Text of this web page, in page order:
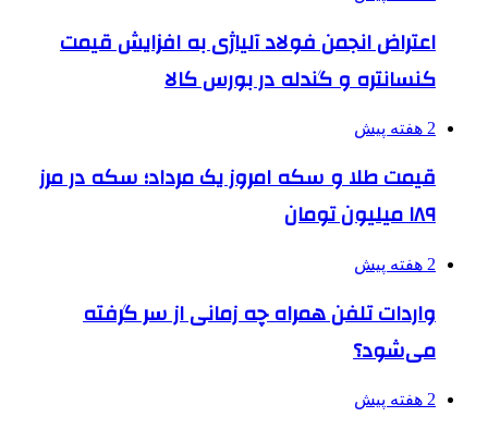
اعتراض انجمن فولاد آلیاژی به افزایش قیمت
کنسانتره و گندله در بورس کالا
2 هفته پیش
قیمت طلا و سکه امروز یک مرداد؛ سکه در مرز
۱۸۹ میلیون تومان
2 هفته پیش
واردات تلفن همراه چه زمانی از سر گرفته
می‌شود؟
2 هفته پیش